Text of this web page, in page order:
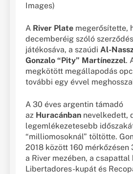
Images)
A River Plate megerősítette,
decemberéig szóló
játékosáva, a szaúdi Al-
Gonzalo “Pity” Martínezzel.
megkötött megállapodás
további egy évvel
A 30 éves argentin támadó
az Huracánban nevelkedett,
legemlékezetesebb
“milliomosoknál” töltötte.
2018 között 160 mérkőzésen
a River mezében, a
Libertadores-kupát és